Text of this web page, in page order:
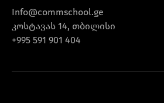
Info@commschool.ge
კოსტავას 14, თბილისი
+995 591 901 404